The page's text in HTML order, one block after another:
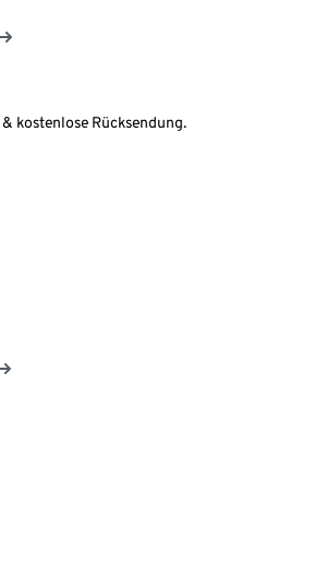
kostenlose Rücksendung.